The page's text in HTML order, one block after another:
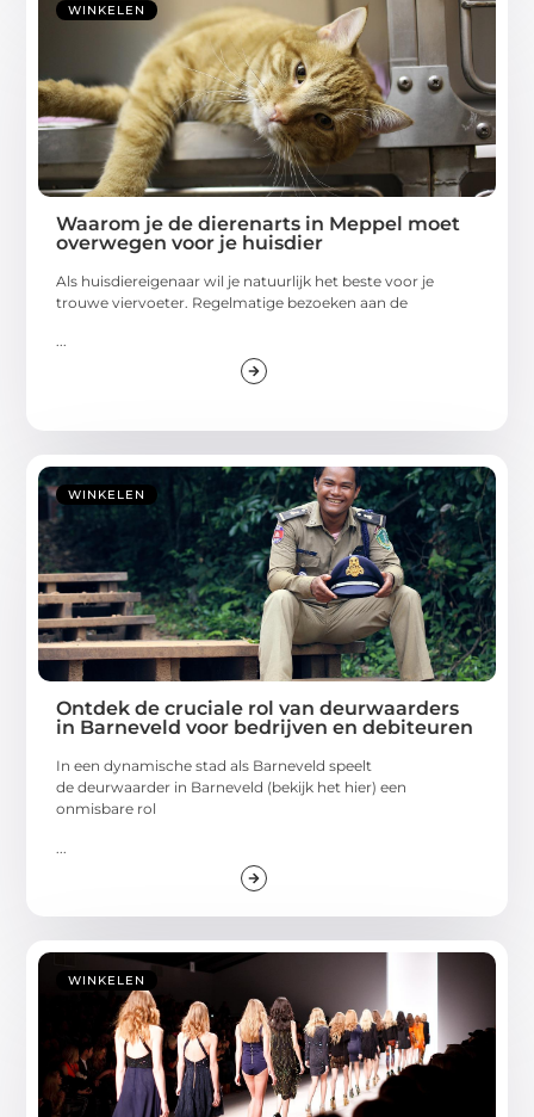
WINKELEN
Waarom je de dierenarts in Meppel moet
overwegen voor je huisdier
Als huisdiereigenaar wil je natuurlijk het beste voor je
trouwe viervoeter. Regelmatige bezoeken aan de
...
WINKELEN
Ontdek de cruciale rol van deurwaarders
in Barneveld voor bedrijven en debiteuren
In een dynamische stad als Barneveld speelt
de deurwaarder in Barneveld (bekijk het hier) een
onmisbare rol
WINKELEN